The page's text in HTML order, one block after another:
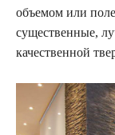
объемом или
существенные,
качественной